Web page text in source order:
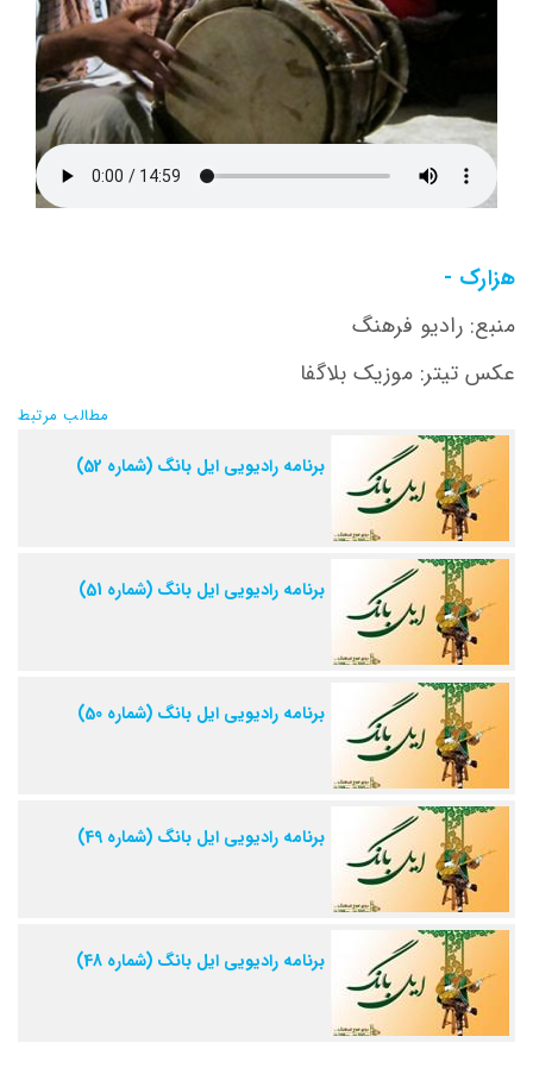
هزارک -
منبع: رادیو فرهنگ
عکس تیتر: موزیک بلاگفا
مطالب مرتبط
برنامه رادیویی ایل بانگ (شماره 52)
برنامه رادیویی ایل بانگ (شماره 51)
برنامه رادیویی ایل بانگ (شماره 50)
برنامه رادیویی ایل بانگ (شماره 49)
برنامه رادیویی ایل بانگ (شماره 48)